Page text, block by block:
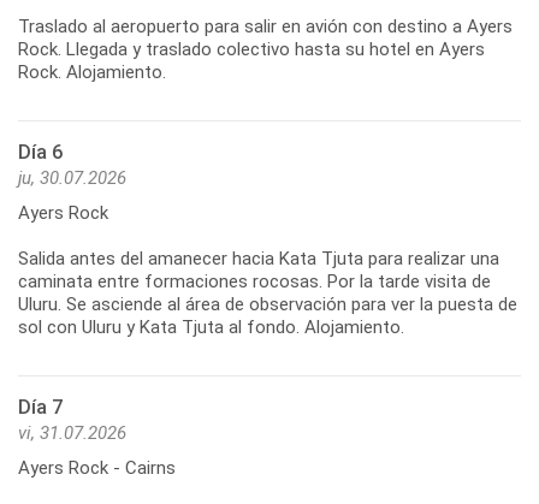
Traslado al aeropuerto para salir en avión con destino a Ayers
Rock. Llegada y traslado colectivo hasta su hotel en Ayers
Rock. Alojamiento.
Día 6
ju, 30.07.2026
Ayers Rock
Salida antes del amanecer hacia Kata Tjuta para realizar una
caminata entre formaciones rocosas. Por la tarde visita de
Uluru. Se asciende al área de observación para ver la puesta de
sol con Uluru y Kata Tjuta al fondo. Alojamiento.
Día 7
vi, 31.07.2026
Ayers Rock - Cairns